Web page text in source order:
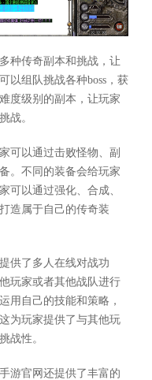
种传奇副本和挑战，让
以组队挑战各种boss，获
度级别的副本，让玩家
战。
可以通过击败怪物、副
。不同的装备会给玩家
可以通过强化、合成、
造属于自己的传奇装
供了多人在线对战功
玩家或者其他战队进行
用自己的技能和策略，
为玩家提供了与其他玩
战性。
游官网还提供了丰富的